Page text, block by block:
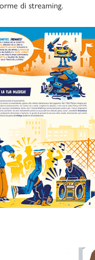
di streaming.